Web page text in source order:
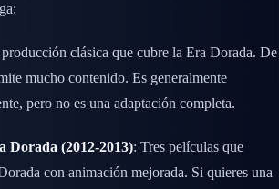
clásica que cubre la Era Dorada. De
mucho contenido. Es generalmente
pero no es una adaptación completa.
Dorada (2012-2013): Tres películas que
con animación mejorada. Si quieres una